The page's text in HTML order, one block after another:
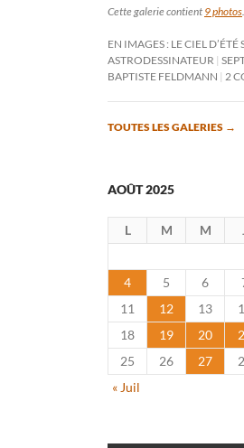
Cette galerie contient 9 photos
EN IMAGES : LE CIEL D’ÉTÉ
ASTRODESSINATEUR
BAPTISTE FELDMANN
2
TOUTES LES GALERIES →
AOÛT 2025
L M M
4
5 6
11
12 13
18
19 20
25
26 27
« Juil